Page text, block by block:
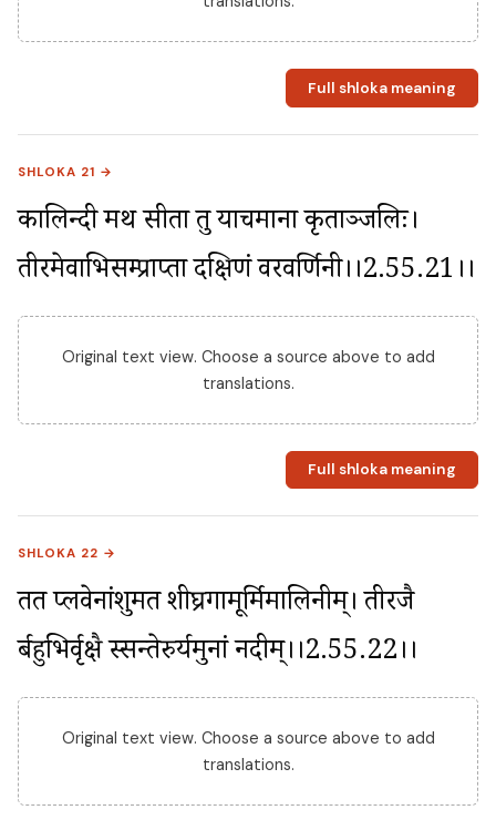
Full shloka meaning
SHLOKA 21 →
कालिन्दी मथ सीता तु याचमाना कृताञ्जलिः।
तीरमेवाभिसम्प्राप्ता दक्षिणं वरवर्णिनी।।2.55.21।।
Original text view. Choose a source above to add
translations.
Full shloka meaning
SHLOKA 22 →
तत प्लवेनांशुमतीं शीघ्रगामूर्मिमालिनीम्। तीरजै
र्बहुभिर्वृक्षै स्सन्तेरुर्यमुनां नदीम्।।2.55.22।।
Original text view. Choose a source above to add
translations.